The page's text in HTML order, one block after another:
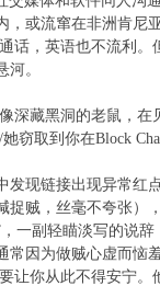
，或流窜在非洲肯尼
话，英语也不流利
河。
深藏黑洞的老鼠，
窃取到你在Block
发现链接出现异常红
捉贼，丝毫不夸张）
一副轻瞄淡写的说
常因为做贼心虚而恼
让你从此不得安宁